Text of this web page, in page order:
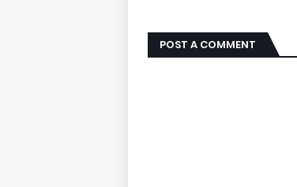
POST A COMMENT